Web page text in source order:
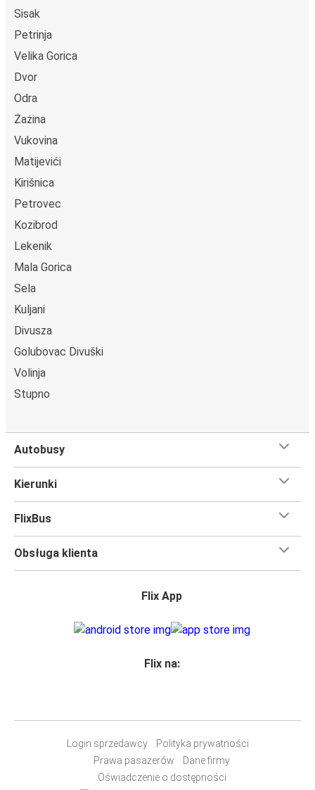
Sisak
Petrinja
Velika Gorica
Dvor
Odra
Żażina
Vukovina
Matijevići
Kirišnica
Petrovec
Kozibrod
Lekenik
Mala Gorica
Sela
Kuljani
Divusza
Golubovac Divuški
Volinja
Stupno
Autobusy
Kierunki
FlixBus
Obsługa klienta
Flix App
Flix na:
Login sprzedawcy
Polityka prywatności
Prawa pasażerów
Dane firmy
Oświadczenie o dostępności